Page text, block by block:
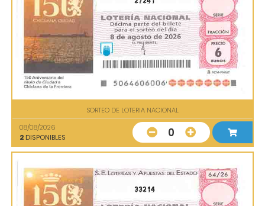
SORTEO DE LOTERIA NACIONAL
08/08/2026
2 DISPONIBLES 0
33214